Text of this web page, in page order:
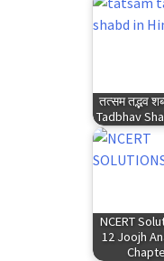
तत्सम तद्भव
Tadbhav
NCERT
12 Joojh